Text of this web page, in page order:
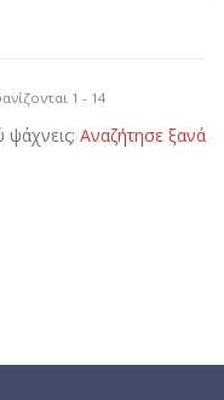
1 - 14
ψάχνεις; Αναζήτησε ξανά